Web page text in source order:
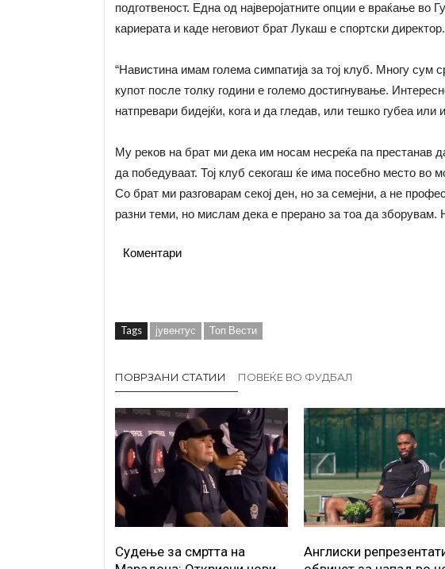
подготвеност. Една од најверојатните опции е враќање во
кариерата и каде неговиот брат Лукаш е спортски директор.
“Навистина имам голема симпатија за тој клуб. Многу сум
купот после толку години е големо достигнување.
натпревари бидејќи, кога и да гледав, или тешко губеа или
Му реков на брат ми дека им носам несреќа па престанав
да победуваат. Тој клуб секогаш ќе има посебно место во
Со брат ми разговарам секој ден, но за семејни, а не
разни теми, но мислам дека е прерано за тоа да
Коментари
Tags јувентус Топ Вести
ПОВРЗАНИ СТАТИИ ПОВЕЌЕ ВО ФУДБАЛ
Судење за смртта на
Англиски